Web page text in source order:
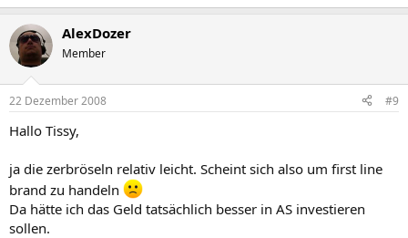
AlexDozer
Member
22 Dezember 2008 #9
Hallo Tissy,
ja die zerbröseln relativ leicht. Scheint sich also um first line
brand zu handeln
Da hätte ich das Geld tatsächlich besser in AS investieren
sollen.